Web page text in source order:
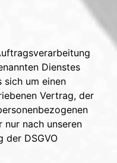
Dienstes
sich um einen
Vertrag, der
nur nach unseren
der DSGVO